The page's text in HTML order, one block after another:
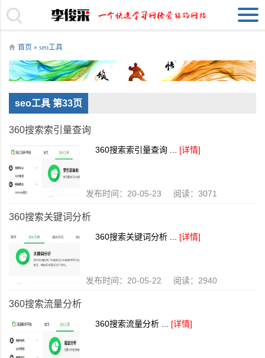
首页 » seo工具
seo工具 第33页
360搜索索引量查询
360搜索索引量查询 ... [详情]
发布时间：20-05-23 阅读：3071
360搜索关键词分析
360搜索关键词分析 ... [详情]
发布时间：20-05-22 阅读：2940
360搜索流量分析
360搜索流量分析 ... [详情]